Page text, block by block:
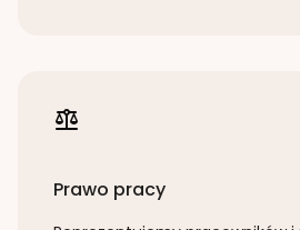
Prawo pracy